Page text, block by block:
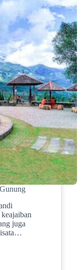
juga